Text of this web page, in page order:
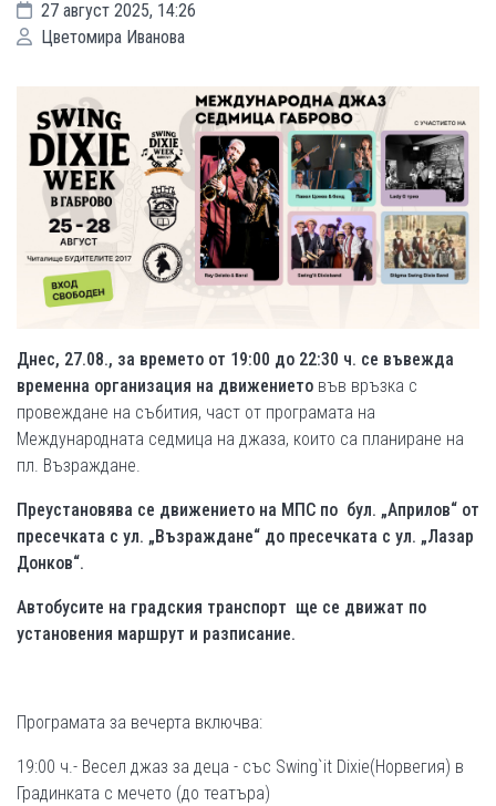
27 август 2025, 14:26
Цветомира Иванова
Днес, 27.08., за времето от 19:00 до 22:30 ч. се въвежда
временна организация на движението във връзка с
провеждане на събития, част от програмата на
Международната седмица на джаза, които са планиране на
пл. Възраждане.
Преустановява се движението на МПС по бул. „Априлов“ от
пресечката с ул. „Възраждане“ до пресечката с ул. „Лазар
Донков“.
Автобусите на градския транспорт ще се движат по
установения маршрут и разписание.
Програмата за вечерта включва:
19:00 ч.- Весел джаз за деца - със Swing`it Dixie(Норвегия) в
Градинката с мечето (до театъра)